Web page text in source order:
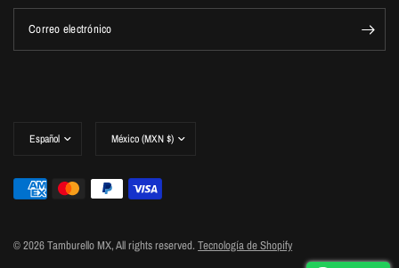
Correo electrónico
país/región
país/región
© 2026 Tamburello MX, All rights reserved.Tecnología de Shopify